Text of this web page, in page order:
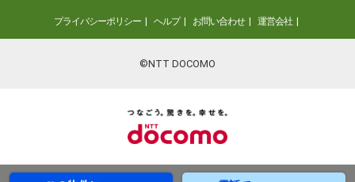
プライバシーポリシー ヘルプ お問い合わせ 運営会社
©NTT DOCOMO